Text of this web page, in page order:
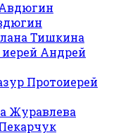
Тишкина
иерей Андрей
Протоиерей
Журавлева